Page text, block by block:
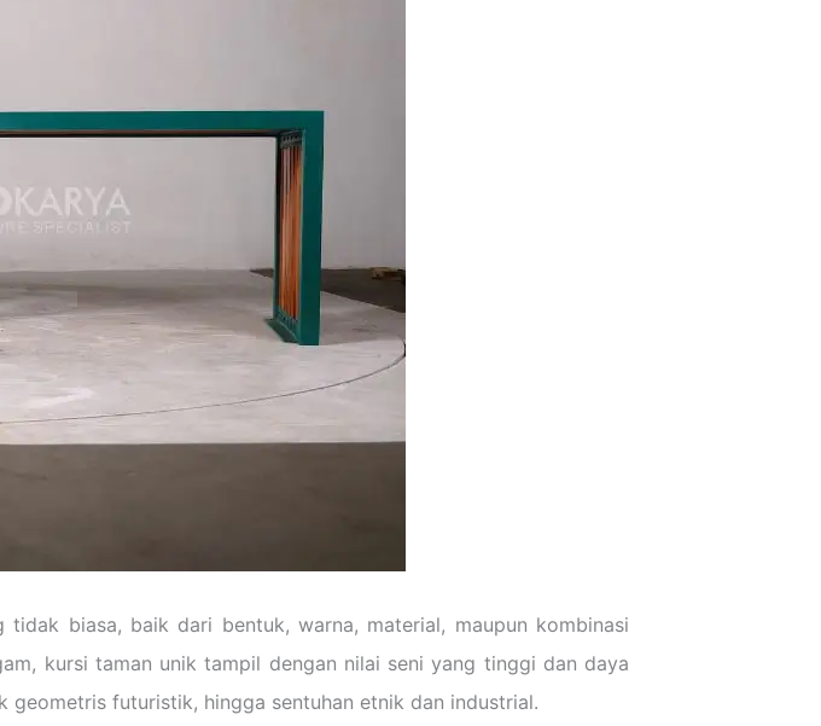
biasa, baik dari bentuk, warna, material, maupun kombinasi
kursi taman unik tampil dengan nilai seni yang tinggi dan daya
futuristik, hingga sentuhan etnik dan industrial.